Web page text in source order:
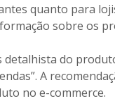
quanto para
sobre os
detalhista do
A
no e-commerce.